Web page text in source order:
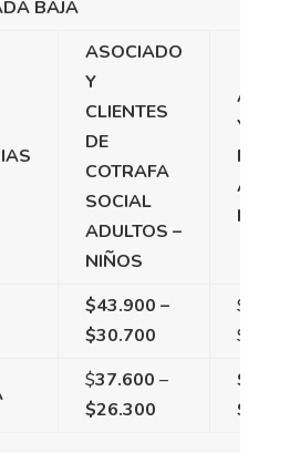
BAJA
ASOCIADO
Y
CLIENTES
DE
COTRAFA
SOCIAL
ADULTOS –
NIÑOS
Y
$43.900 –
$30.700
$
$
$37.600 –
$26.300